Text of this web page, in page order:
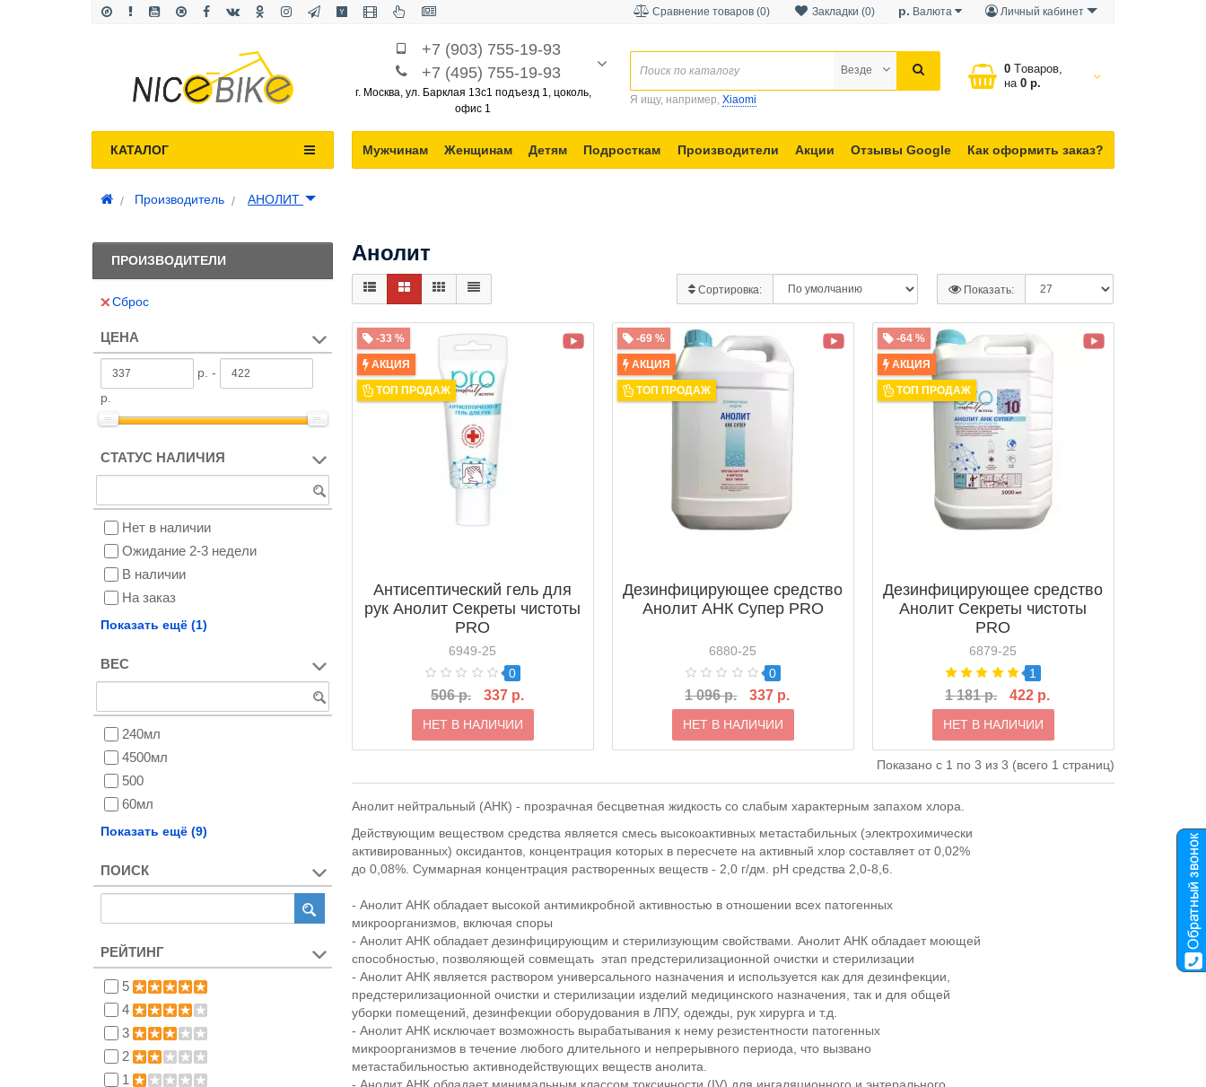
Личный кабинет
р. Валюта
Закладки (0)
Сравнение товаров (0)
+7 (903) 755-19-93
+7 (495) 755-19-93
г. Москва, ул. Барклая 13с1 подъезд 1, цоколь,
офис 1
0 Tоваров,
на
0 р.
Везде
Я ищу, например, Xiaomi
Мужчинам Женщинам Детям Подросткам Производители Акции Отзывы Google Как оформить заказ?
КАТАЛОГ
Производитель АНОЛИТ
ПРОИЗВОДИТЕЛИ
Сброс
ЦЕНА
р. -
р.
СТАТУС НАЛИЧИЯ
Нет в наличии
Ожидание 2-3 недели
В наличии
На заказ
Снят с производства
Показать ещё (1)
ВЕС
240мл
4500мл
500
60мл
110мл
650мл
200мл
520мл
550мл триггер
650мл триггер
1500мл
5000мл
Показать ещё (9)
ПОИСК
РЕЙТИНГ
5
4
3
2
1
Анолит
Сортировка: Показать:
-33 %
АКЦИЯ
ТОП ПРОДАЖ
Антисептический гель для
рук Анолит Секреты чистоты
PRO
6949-25
0
506 р. 337 р.
НЕТ В НАЛИЧИИ
-69 %
АКЦИЯ
ТОП ПРОДАЖ
Дезинфицирующее средство
Анолит АНК Супер PRO
6880-25
0
1 096 р. 337 р.
НЕТ В НАЛИЧИИ
-64 %
АКЦИЯ
ТОП ПРОДАЖ
Дезинфицирующее средство
Анолит Секреты чистоты
PRO
6879-25
1
1 181 р. 422 р.
НЕТ В НАЛИЧИИ
Показано с 1 по 3 из 3 (всего 1 страниц)
Анолит нейтральный (АНК) - прозрачная бесцветная жидкость со слабым характерным запахом хлора.
Действующим веществом средства является смесь высокоактивных метастабильных (электрохимически
активированных) оксидантов, концентрация которых в пересчете на активный хлор составляет от 0,02%
до 0,08%. Суммарная концентрация растворенных веществ - 2,0 г/дм. рН средства 2,0-8,6.
- Анолит АНК обладает высокой антимикробной активностью в отношении всех патогенных
микроорганизмов, включая споры
- Анолит АНК обладает дезинфицирующим и стерилизующим свойствами. Анолит АНК обладает моющей
способностью, позволяющей совмещать этап предстерилизационной очистки и стерилизации
- Анолит АНК является раствором универсального назначения и используется как для дезинфекции,
предстерилизационной очистки и стерилизации изделий медицинского назначения, так и для общей
уборки помещений, дезинфекции оборудования в ЛПУ, одежды, рук хирурга и т.д.
- Анолит АНК исключает возможность вырабатывания к нему резистентности патогенных
микроорганизмов в течение любого длительного и непрерывного периода, что вызвано
метастабильностью активнодействующих веществ анолита.
- Анолит АНК обладает минимальным классом токсичности (IV) для ингаляционного и энтерального